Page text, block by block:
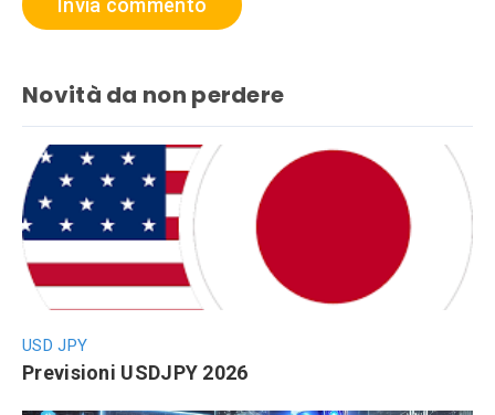
Novità da non perdere
USD JPY
Previsioni USDJPY 2026